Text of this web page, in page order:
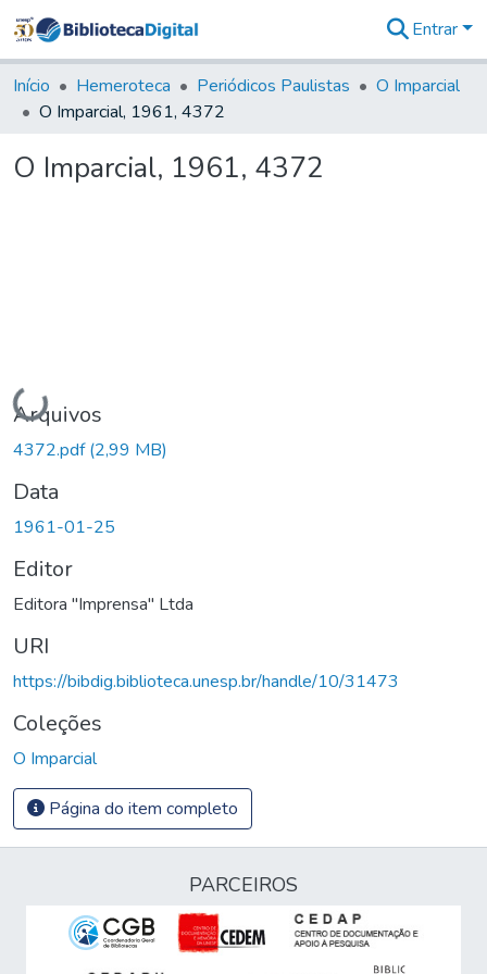
&
Coleções
Tudo na
Digital
Entrar
Início Hemeroteca Periódicos Paulistas
O Imparcial
O Imparcial, 1961, 4372
O Imparcial, 1961, 4372
Carregando...
Arquivos
4372.pdf(2,99 MB)
Data
1961-01-25
Editor
Editora "Imprensa" Ltda
URI
https://bibdig.biblioteca.unesp.br/handle/10/31473
Coleções
O Imparcial
Página do item completo
PARCEIROS